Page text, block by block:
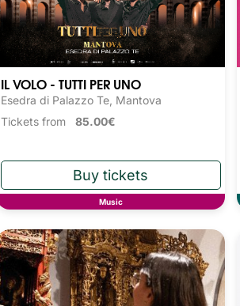
IL VOLO - TUTTI PER UNO
Esedra di Palazzo Te, Mantova
Tickets from 85.00€
Music